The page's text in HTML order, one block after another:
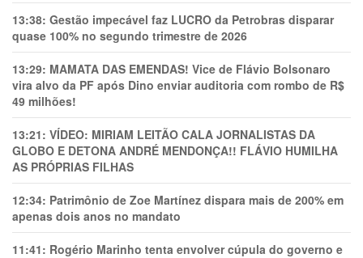
13:38: Gestão impecável faz LUCRO da Petrobras disparar
quase 100% no segundo trimestre de 2026
13:29: MAMATA DAS EMENDAS! Vice de Flávio Bolsonaro
vira alvo da PF após Dino enviar auditoria com rombo de R$
49 milhões!
13:21: VÍDEO: MIRIAM LEITÃO CALA JORNALISTAS DA
GLOBO E DETONA ANDRÉ MENDONÇA!! FLÁVIO HUMILHA
AS PRÓPRIAS FILHAS
12:34: Patrimônio de Zoe Martínez dispara mais de 200% em
apenas dois anos no mandato
11:41: Rogério Marinho tenta envolver cúpula do governo e